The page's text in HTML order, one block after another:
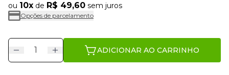
ou 10x de R$ 49,60 sem juros
Opções de parcelamento
ADICIONAR AO CARRINHO